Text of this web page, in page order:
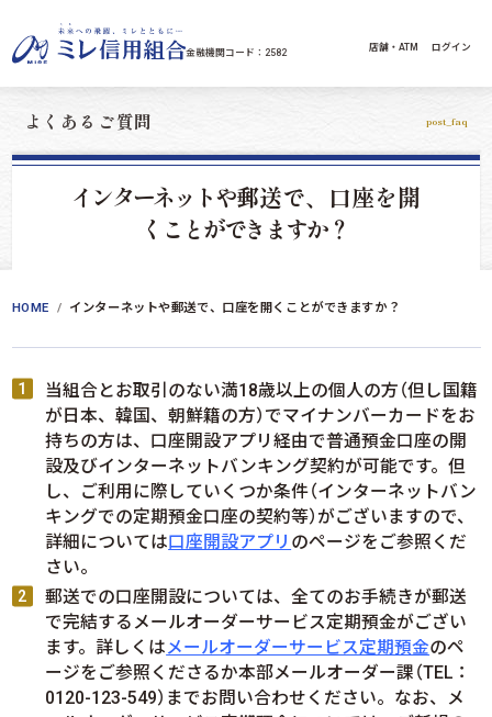
金融機関コード：2582 店舗・ATM ログイン
よくあるご質問 post_faq
インターネットや郵送で、口座を開
くことができますか？
HOME インターネットや郵送で、口座を開くことができますか？
当組合とお取引のない満18歳以上の個人の方（但し国籍
が日本、韓国、朝鮮籍の方）でマイナンバーカードをお
持ちの方は、口座開設アプリ経由で普通預金口座の開
設及びインターネットバンキング契約が可能です。但
し、ご利用に際していくつか条件（インターネットバン
キングでの定期預金口座の契約等）がございますので、
詳細については口座開設アプリ のページをご参照くだ
さい。
郵送での口座開設については、全てのお手続きが郵送
で完結するメールオーダーサービス定期預金がござい
ます。詳しくはメールオーダーサービス定期預金のペ
ージをご参照くださるか本部メールオーダー課（TEL：
0120-123-549）までお問い合わせください。なお、メ